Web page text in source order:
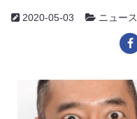
2020-05-03 ニュース